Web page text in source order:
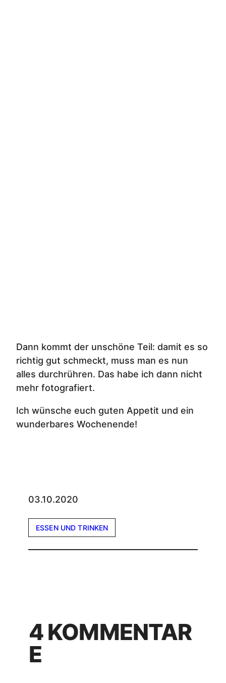
Dann kommt der unschöne Teil: damit es so
richtig gut schmeckt, muss man es nun
alles durchrühren. Das habe ich dann nicht
mehr fotografiert.
Ich wünsche euch guten Appetit und ein
wunderbares Wochenende!
03.10.2020
ESSEN UND TRINKEN
4 KOMMENTAR
E